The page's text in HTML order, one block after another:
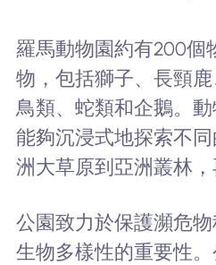
羅馬動物園約有200個
物，包括獅子、長頸
鳥類、蛇類和企鵝。
能夠沉浸式地探索不
洲大草原到亞洲叢林，
公園致力於保護瀕危
生物多樣性的重要性